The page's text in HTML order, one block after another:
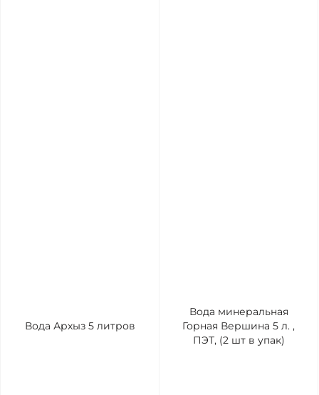
Вода Архыз 5 литров
Вода минеральная
Горная Вершина 5 л. ,
ПЭТ, (2 шт в упак)